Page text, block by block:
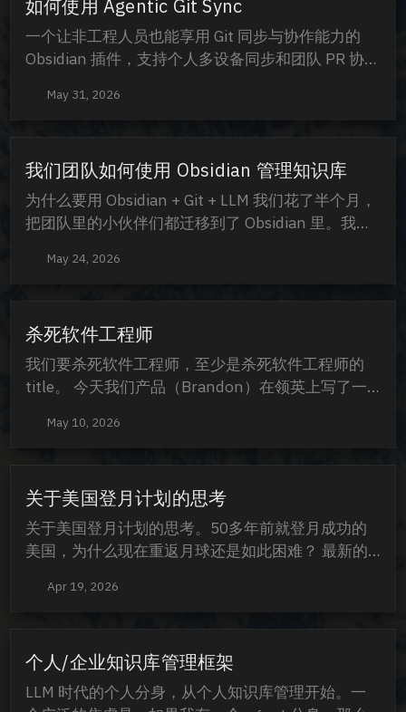
如何使用 Agentic Git Sync
一个让非工程人员也能享用 Git 同步与协作能力的
Obsidian 插件，支持个人多设备同步和团队 PR 协作
May 31, 2026
我们团队如何使用 Obsidian 管理知识库
为什么要用 Obsidian + Git + LLM 我们花了半个月，
把团队里的小伙伴们都迁移到了 Obsidian 里。我们
LLM + Git 管理团队知识库。我列举一些主要的原
态：有许多优秀的现成的插件 可以高度...
May 24, 2026
杀死软件工程师
我们要杀死软件工程师，至少是杀死软件工程师的
title。 今天我们产品（Brandon）在领英上写了一
banker had built a simple app prototype and was
May 10, 2026
关于美国登月计划的思考
关于美国登月计划的思考。50多年前就登月成功的
美国，为什么现在重返月球还是如此困难？ 最新的
么不能复用阿波罗时期的登月计划，主要原因有：
个人的脑袋里。 比如宇航服，是依靠当时的一个内
衣厂商的熟练工缝制的，为了能够在关节处达到一定
Apr 19, 2026
个人/企业知识库管理框架
LLM 时代的个人分身，从个人知识库管理开始。一